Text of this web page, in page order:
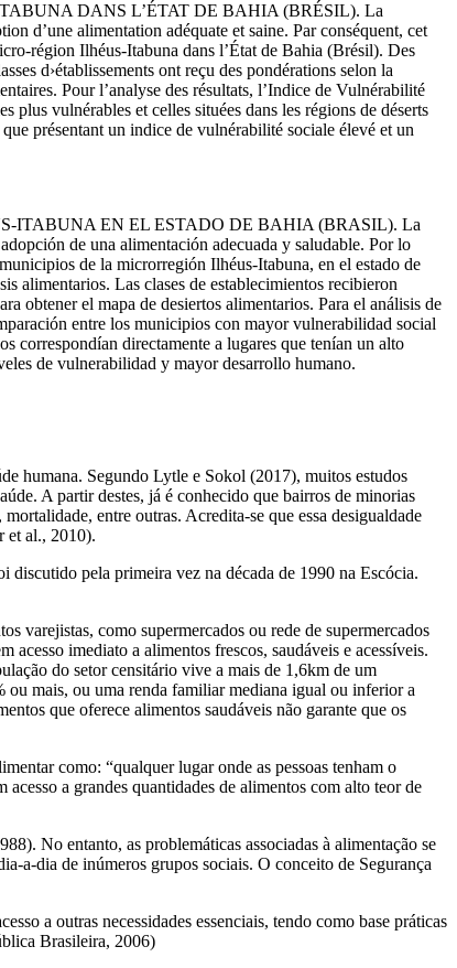
DANS L’ÉTAT DE BAHIA (BRÉSIL). La
d’une alimentation adéquate et saine. Par conséquent, cet
région Ilhéus-Itabuna dans l’État de Bahia (Brésil). Des
d›établissements ont reçu des pondérations selon la
Pour l’analyse des résultats, l’Indice de Vulnérabilité
vulnérables et celles situées dans les régions de déserts
présentant un indice de vulnérabilité sociale élevé et un
ITABUNA EN EL ESTADO DE BAHIA (BRASIL). La
de una alimentación adecuada y saludable. Por lo
de la microrregión Ilhéus-Itabuna, en el estado de
alimentarios. Las clases de establecimientos recibieron
obtener el mapa de desiertos alimentarios. Para el análisis de
entre los municipios con mayor vulnerabilidad social
correspondían directamente a lugares que tenían un alto
de vulnerabilidad y mayor desarrollo humano.
humana. Segundo Lytle e Sokol (2017), muitos estudos
A partir destes, já é conhecido que bairros de minorias
entre outras. Acredita-se que essa desigualdade
et al., 2010).
discutido pela primeira vez na década de 1990 na Escócia.
varejistas, como supermercados ou rede de supermercados
acesso imediato a alimentos frescos, saudáveis e acessíveis.
do setor censitário vive a mais de 1,6km de um
ou mais, ou uma renda familiar mediana igual ou inferior a
que oferece alimentos saudáveis não garante que os
como: “qualquer lugar onde as pessoas tenham o
a grandes quantidades de alimentos com alto teor de
No entanto, as problemáticas associadas à alimentação se
a-dia de inúmeros grupos sociais. O conceito de Segurança
a outras necessidades essenciais, tendo como base práticas
Brasileira, 2006)